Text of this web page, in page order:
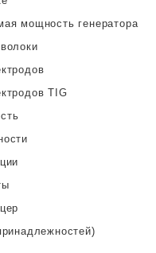
мощность генератора
TIG